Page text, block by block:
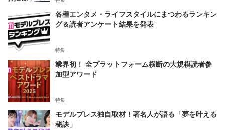
各種エンタメ・ライフスタイルにまつわるランキン
グ＆読者アンケート結果を発表
特集
業界初！ 全プラットフォーム横断の大規模読者参
加型アワード
特集
モデルプレス独自取材！著名人が語る「夢を叶える
秘訣」